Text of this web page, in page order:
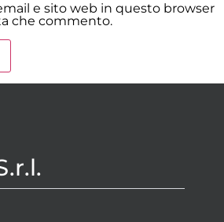
e sito web in questo browser
che commento.